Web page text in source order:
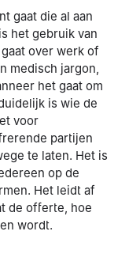
gaat die al aan
het gebruik van
over werk of
medisch jargon,
het gaat om
is wie de
voor
partijen
te laten. Het is
op de
Het leidt af
de offerte, hoe
wordt.